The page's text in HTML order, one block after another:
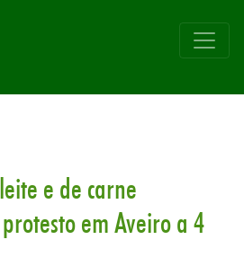
e de carne
em Aveiro a 4